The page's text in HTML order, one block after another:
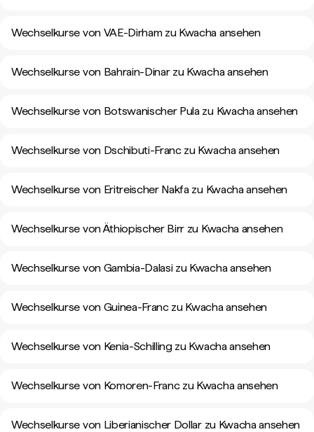
Wechselkurse von VAE-Dirham zu Kwacha ansehen
Wechselkurse von Bahrain-Dinar zu Kwacha ansehen
Wechselkurse von Botswanischer Pula zu Kwacha ansehen
Wechselkurse von Dschibuti-Franc zu Kwacha ansehen
Wechselkurse von Eritreischer Nakfa zu Kwacha ansehen
Wechselkurse von Äthiopischer Birr zu Kwacha ansehen
Wechselkurse von Gambia-Dalasi zu Kwacha ansehen
Wechselkurse von Guinea-Franc zu Kwacha ansehen
Wechselkurse von Kenia-Schilling zu Kwacha ansehen
Wechselkurse von Komoren-Franc zu Kwacha ansehen
Wechselkurse von Liberianischer Dollar zu Kwacha ansehen